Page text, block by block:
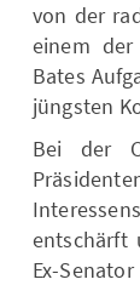
von der
einem der
Bates
jüngsten
Bei der
entschärft
Ex-